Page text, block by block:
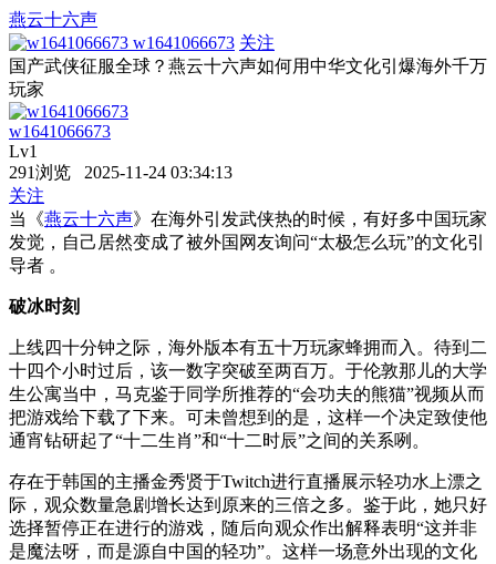
燕云十六声
w1641066673 关注
国产武侠征服全球？燕云十六声如何用中华文化引爆海外千万
玩家
w1641066673
Lv1
291浏览 2025-11-24 03:34:13
关注
当《燕云十六声》在海外引发武侠热的时候，有好多中国玩家
发觉，自己居然变成了被外国网友询问“太极怎么玩”的文化引
导者 。
破冰时刻
上线四十分钟之际，海外版本有五十万玩家蜂拥而入。待到二
十四个小时过后，该一数字突破至两百万。于伦敦那儿的大学
生公寓当中，马克鉴于同学所推荐的“会功夫的熊猫”视频从而
把游戏给下载了下来。可未曾想到的是，这样一个决定致使他
通宵钻研起了“十二生肖”和“十二时辰”之间的关系咧。
存在于韩国的主播金秀贤于Twitch进行直播展示轻功水上漂之
际，观众数量急剧增长达到原来的三倍之多。鉴于此，她只好
选择暂停正在进行的游戏，随后向观众作出解释表明“这并非
是魔法呀，而是源自中国的轻功”。这样一场意外出现的文化